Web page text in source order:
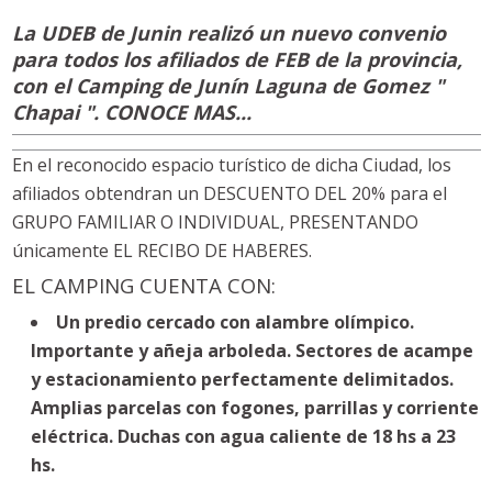
La UDEB de Junin realizó un nuevo convenio
para todos los afiliados de FEB de la provincia,
con el Camping de Junín Laguna de Gomez "
Chapai ". CONOCE MAS...
En el reconocido espacio turístico de dicha Ciudad, los
afiliados obtendran un DESCUENTO DEL 20% para el
GRUPO FAMILIAR O INDIVIDUAL, PRESENTANDO
únicamente EL RECIBO DE HABERES.
EL CAMPING CUENTA CON:
Un predio cercado con alambre olímpico.
Importante y añeja arboleda. Sectores de acampe
y estacionamiento perfectamente delimitados.
Amplias parcelas con fogones, parrillas y corriente
eléctrica. Duchas con agua caliente de 18 hs a 23
hs.